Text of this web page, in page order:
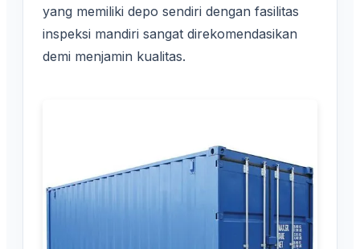
yang memiliki depo sendiri dengan fasilitas
inspeksi mandiri sangat direkomendasikan
demi menjamin kualitas.